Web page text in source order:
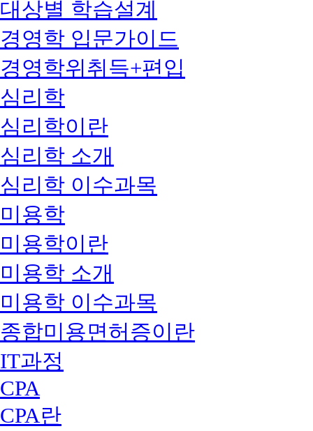
대상별 학습설계
경영학 입문가이드
경영학위취득+편입
심리학
심리학이란
심리학 소개
심리학 이수과목
미용학
미용학이란
미용학 소개
미용학 이수과목
종합미용면허증이란
IT과정
CPA
CPA란